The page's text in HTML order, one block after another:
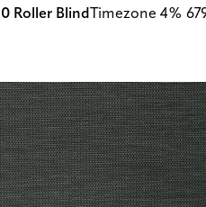
Roller Blind Timezone 4%